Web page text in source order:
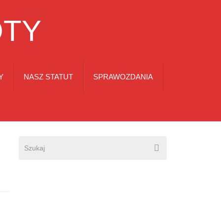
NASZ STATUT SPRAWOZDANIA